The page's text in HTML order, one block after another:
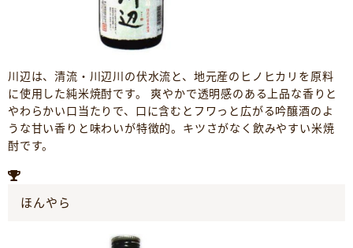
川辺は、清流・川辺川の伏水流と、地元産のヒノヒカリを原料
に使用した純米焼酎です。 爽やかで透明感のある上品な香りと
やわらかい口当たりで、口に含むとフワっと広がる吟醸酒のよ
うな甘い香りと味わいが特徴的。キツさがなく飲みやすい米焼
酎です。
ほんやら